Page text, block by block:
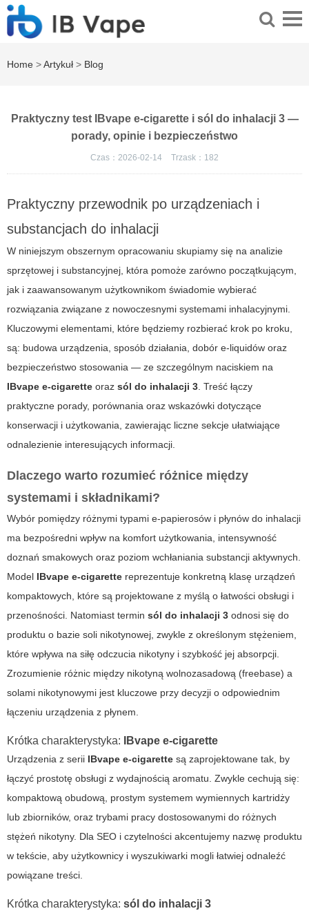
Home >Artykuł > Blog
Praktyczny test IBvape e-cigarette i sól do inhalacji 3 —
porady, opinie i bezpieczeństwo
Czas：2026-02-14 Trzask： 182
Praktyczny przewodnik po urządzeniach i
substancjach do inhalacji
W niniejszym obszernym opracowaniu skupiamy się na analizie
sprzętowej i substancyjnej, która pomoże zarówno początkującym,
jak i zaawansowanym użytkownikom świadomie wybierać
rozwiązania związane z nowoczesnymi systemami inhalacyjnymi.
Kluczowymi elementami, które będziemy rozbierać krok po kroku,
są: budowa urządzenia, sposób działania, dobór e-liquidów oraz
bezpieczeństwo stosowania — ze szczególnym naciskiem na
IBvape e-cigarette oraz sól do inhalacji 3. Treść łączy
praktyczne porady, porównania oraz wskazówki dotyczące
konserwacji i użytkowania, zawierając liczne sekcje ułatwiające
odnalezienie interesujących informacji.
Dlaczego warto rozumieć różnice między
systemami i składnikami?
Wybór pomiędzy różnymi typami e-papierosów i płynów do inhalacji
ma bezpośredni wpływ na komfort użytkowania, intensywność
doznań smakowych oraz poziom wchłaniania substancji aktywnych.
Model IBvape e-cigarette reprezentuje konkretną klasę urządzeń
kompaktowych, które są projektowane z myślą o łatwości obsługi i
przenośności. Natomiast termin sól do inhalacji 3 odnosi się do
produktu o bazie soli nikotynowej, zwykle z określonym stężeniem,
które wpływa na siłę odczucia nikotyny i szybkość jej absorpcji.
Zrozumienie różnic między nikotyną wolnozasadową (freebase) a
solami nikotynowymi jest kluczowe przy decyzji o odpowiednim
łączeniu urządzenia z płynem.
Krótka charakterystyka: IBvape e-cigarette
Urządzenia z serii IBvape e-cigarette są zaprojektowane tak, by
łączyć prostotę obsługi z wydajnością aromatu. Zwykle cechują się:
kompaktową obudową, prostym systemem wymiennych kartridży
lub zbiorników, oraz trybami pracy dostosowanymi do różnych
stężeń nikotyny. Dla SEO i czytelności akcentujemy nazwę produktu
w tekście, aby użytkownicy i wyszukiwarki mogli łatwiej odnaleźć
powiązane treści.
Krótka charakterystyka: sól do inhalacji 3